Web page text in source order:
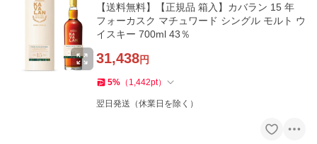
【送料無料】【正規品 箱入】カバラン 15 年
フォーカスク マチュワード シングル モルト ウ
イスキー 700ml 43％
31,438円
5% （ 1,442pt）
翌日発送（休業日を除く）